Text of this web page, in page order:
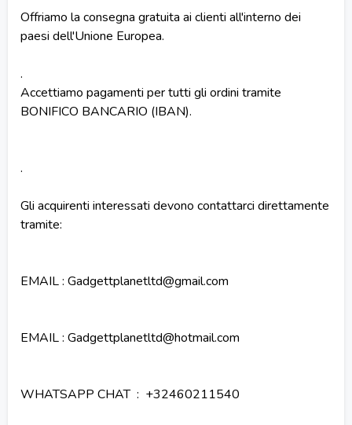
Offriamo la consegna gratuita ai clienti all'interno dei
paesi dell'Unione Europea.
.
Accettiamo pagamenti per tutti gli ordini tramite
BONIFICO BANCARIO (IBAN).
.
Gli acquirenti interessati devono contattarci direttamente
tramite:
EMAIL : Gadgettplanetltd@gmail.com
EMAIL : Gadgettplanetltd@hotmail.com
WHATSAPP CHAT : +32460211540